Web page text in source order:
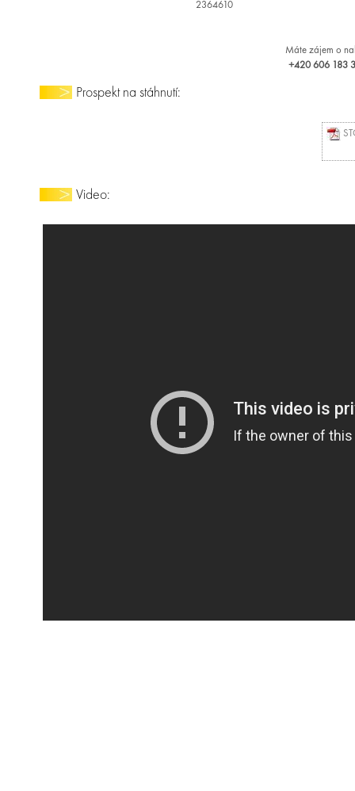
2364610
Máte zájem o
+420 606 183
Prospekt na stáhnutí:
Video: